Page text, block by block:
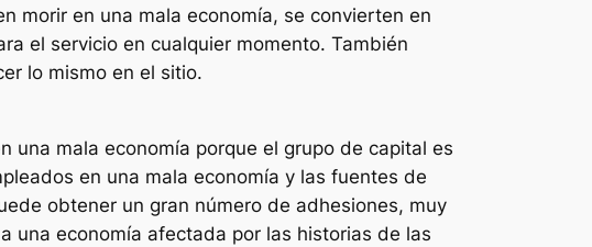
morir en una mala economía, se convierten en
el servicio en cualquier momento. También
lo mismo en el sitio.
una mala economía porque el grupo de capital es
en una mala economía y las fuentes de
obtener un gran número de adhesiones, muy
una economía afectada por las historias de las